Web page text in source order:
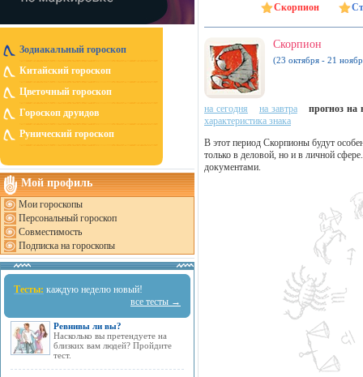
Зодиакальный гороскоп
Китайский гороскоп
Цветочный гороскоп
Гороскоп друидов
Рунический гороскоп
Мой профиль
Мои гороскопы
Персональный гороскоп
Совместимость
Подписка на гороскопы
Тесты: каждую неделю новый!
все тесты →
Ревнивы ли вы?
Насколько вы претендуете на
близких вам людей? Пройдите
тест.
Скорпион
Скорпион
(23 октября - 21
на сегодня на завтра
прогноз на
характеристика знака
В этот период Скорпионы будут
только в деловой, но и в личной
документами.